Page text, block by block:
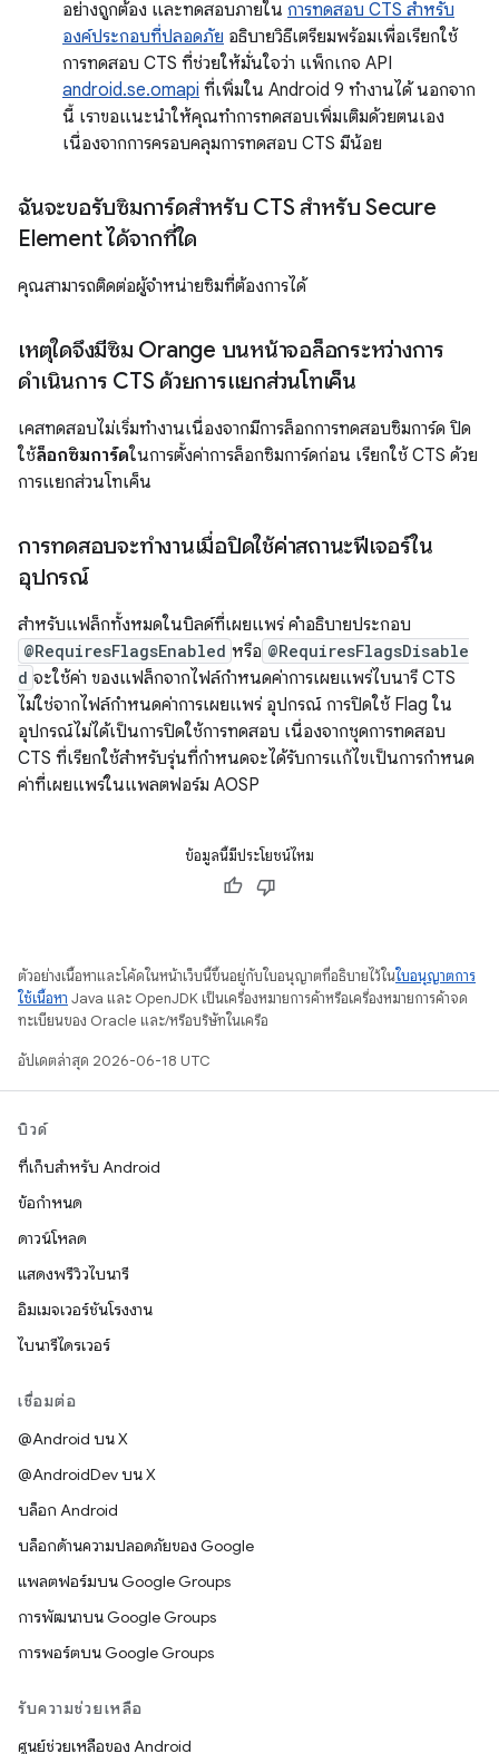
อย่างถูกต้อง และทดสอบภายใน การทดสอบ CTS สำหรับ
องค์ประกอบที่ปลอดภัย อธิบายวิธีเตรียมพร้อมเพื่อเรียกใช้
การทดสอบ CTS ที่ช่วยให้มั่นใจว่า แพ็กเกจ API
android.se.omapi ที่เพิ่มใน Android 9 ทำงานได้ นอกจาก
นี้ เราขอแนะนำให้คุณทำการทดสอบเพิ่มเติมด้วยตนเอง
เนื่องจากการครอบคลุมการทดสอบ CTS มีน้อย
ฉันจะขอรับซิมการ์ดสำหรับ CTS สำหรับ Secure
Element ได้จากที่ใด
คุณสามารถติดต่อผู้จำหน่ายซิมที่ต้องการได้
เหตุใดจึงมีซิม Orange บนหน้าจอล็อกระหว่างการ
ดำเนินการ CTS ด้วยการแยกส่วนโทเค็น
เคสทดสอบไม่เริ่มทำงานเนื่องจากมีการล็อกการทดสอบซิมการ์ด ปิด
ใช้ล็อกซิมการ์ดในการตั้งค่าการล็อกซิมการ์ดก่อน เรียกใช้ CTS ด้วย
การแยกส่วนโทเค็น
การทดสอบจะทำงานเมื่อปิดใช้ค่าสถานะฟีเจอร์ใน
อุปกรณ์
สำหรับแฟล็กทั้งหมดในบิลด์ที่เผยแพร่ คำอธิบายประกอบ
@RequiresFlagsEnabled หรือ @RequiresFlagsDisable
d จะใช้ค่า ของแฟล็กจากไฟล์กำหนดค่าการเผยแพร่ไบนารี CTS
ไม่ใช่จากไฟล์กำหนดค่าการเผยแพร่ อุปกรณ์ การปิดใช้ Flag ใน
อุปกรณ์ไม่ได้เป็นการปิดใช้การทดสอบ เนื่องจากชุดการทดสอบ
CTS ที่เรียกใช้สำหรับรุ่นที่กำหนดจะได้รับการแก้ไขเป็นการกำหนด
ค่าที่เผยแพร่ในแพลตฟอร์ม AOSP
ข้อมูลนี้มีประโยชน์ไหม
ตัวอย่างเนื้อหาและโค้ดในหน้าเว็บนี้ขึ้นอยู่กับใบอนุญาตที่อธิบายไว้ในใบอนุญาตการ
ใช้เนื้อหา Java และ OpenJDK เป็นเครื่องหมายการค้าหรือเครื่องหมายการค้าจด
ทะเบียนของ Oracle และ/หรือบริษัทในเครือ
อัปเดตล่าสุด 2026-06-18 UTC
บิวด์
ที่เก็บสำหรับ Android
ข้อกำหนด
ดาวน์โหลด
แสดงพรีวิวไบนารี
อิมเมจเวอร์ชันโรงงาน
ไบนารีไดรเวอร์
เชื่อมต่อ
@Android บน X
@AndroidDev บน X
บล็อก Android
บล็อกด้านความปลอดภัยของ Google
แพลตฟอร์มบน Google Groups
การพัฒนาบน Google Groups
การพอร์ตบน Google Groups
รับความช่วยเหลือ
ศูนย์ช่วยเหลือของ Android